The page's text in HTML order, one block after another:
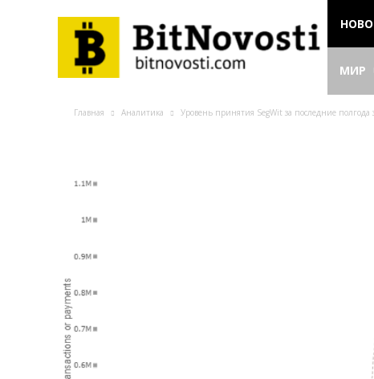
МИР
Главная Аналитика Уровень принятия SegWit за последние полгода